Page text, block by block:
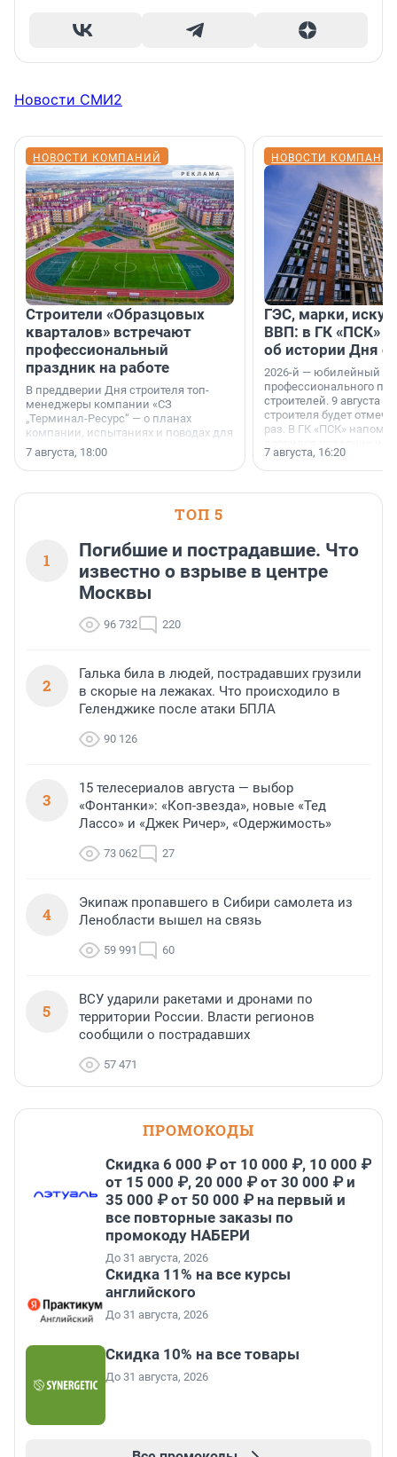
Новости СМИ2
НОВОСТИ КОМПАНИЙ
Строители «Образцовых
кварталов» встречают
профессиональный
праздник на работе
В преддверии Дня строителя топ-
менеджеры компании «СЗ
„Терминал-Ресурс“ — о планах
компании, испытаниях и поводах для
осторожного оптимизма.
7 августа, 18:00
НОВОСТИ
ГЭС, марки,
ВВП: в ГК «ПСК»
об истории Дня
2026-й — юбилейный
профессионального
строителей. 9 августа
строителя будет
раз. В ГК «ПСК»
поменялась роль
7 августа, 16:20
ТОП 5
1
Погибшие и пострадавшие. Что
известно о взрыве в центре
Москвы
96 732 220
2
Галька била в людей, пострадавших грузили
в скорые на лежаках. Что происходило в
Геленджике после атаки БПЛА
90 126
3
15 телесериалов августа — выбор
«Фонтанки»: «Коп-звезда», новые «Тед
Лассо» и «Джек Ричер», «Одержимость»
73 062 27
4
Экипаж пропавшего в Сибири самолета из
Ленобласти вышел на связь
59 991 60
5
ВСУ ударили ракетами и дронами по
территории России. Власти регионов
сообщили о пострадавших
57 471
ПРОМОКОДЫ
Скидка 6 000 ₽ от 10 000 ₽, 10 000 ₽
от 15 000 ₽, 20 000 ₽ от 30 000 ₽ и
35 000 ₽ от 50 000 ₽ на первый и
все повторные заказы по
промокоду НАБЕРИ
До 31 августа, 2026
Скидка 11% на все курсы
английского
До 31 августа, 2026
Скидка 10% на все товары
До 31 августа, 2026